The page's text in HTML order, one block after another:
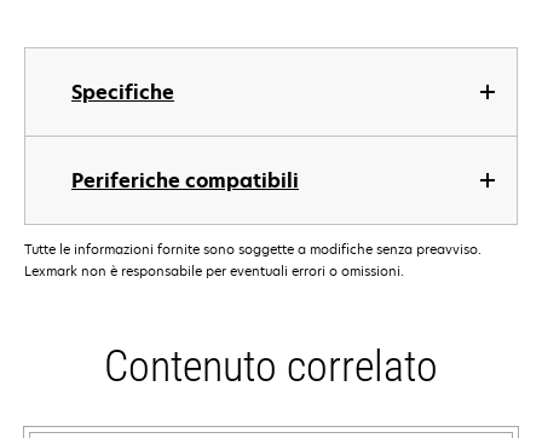
Specifiche
Periferiche compatibili
Tutte le informazioni fornite sono soggette a modifiche senza preavviso.
Lexmark non è responsabile per eventuali errori o omissioni.
Contenuto correlato